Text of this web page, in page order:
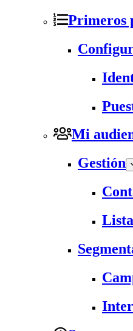
Primeros
Mi
Gestión